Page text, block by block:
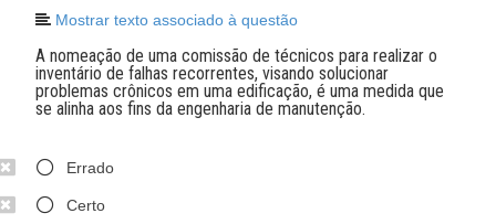
Mostrar texto associado à questão
A nomeação de uma comissão de técnicos para realizar o
inventário de falhas recorrentes, visando solucionar
problemas crônicos em uma edificação, é uma medida que
se alinha aos fins da engenharia de manutenção.
Errado
Certo